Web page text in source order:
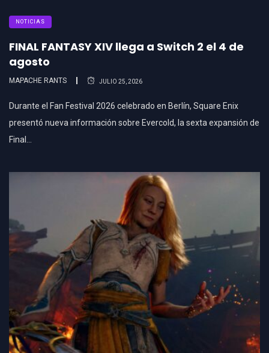
NOTICIAS
FINAL FANTASY XIV llega a Switch 2 el 4 de
agosto
MAPACHE RANTS JULIO 25, 2026
Durante el Fan Festival 2026 celebrado en Berlín, Square Enix
presentó nueva información sobre Evercold, la sexta expansión de
Final…